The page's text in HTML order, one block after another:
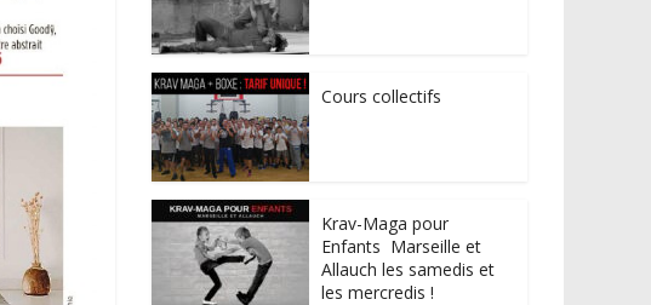
Cours collectifs
Krav-Maga pour
Enfants Marseille et
Allauch les samedis et
les mercredis !